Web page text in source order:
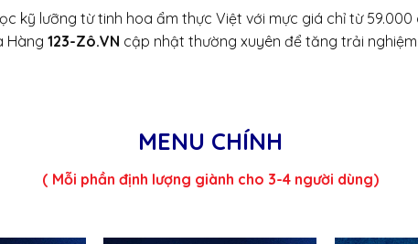
kỹ lưỡng từ tinh hoa ẩm thực Việt với mực giá chỉ từ
Hàng 123-Zô.VN cập nhật thường xuyên để tăng trải
MENU CHÍNH
( Mỗi phần định lượng giành cho 3-4 người dùng)